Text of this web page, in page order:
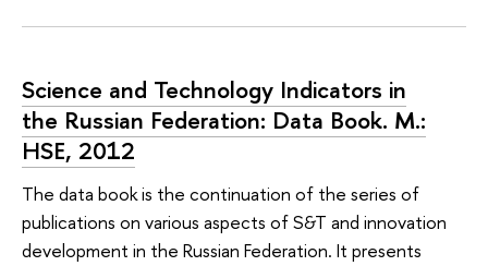
Science and Technology Indicators in
the Russian Federation: Data Book. M.:
HSE, 2012
The data book is the continuation of the series of
publications on various aspects of S&T and innovation
development in the Russian Federation. It presents